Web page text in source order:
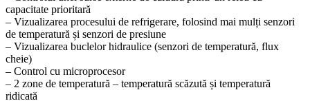
capacitate prioritară
– Vizualizarea procesului de refrigerare, folosind mai mulți senzori
de temperatură și senzori de presiune
– Vizualizarea buclelor hidraulice (senzori de temperatură, flux
cheie)
– Control cu ​​microprocesor
– 2 zone de temperatură – temperatură scăzută și temperatură
ridicată